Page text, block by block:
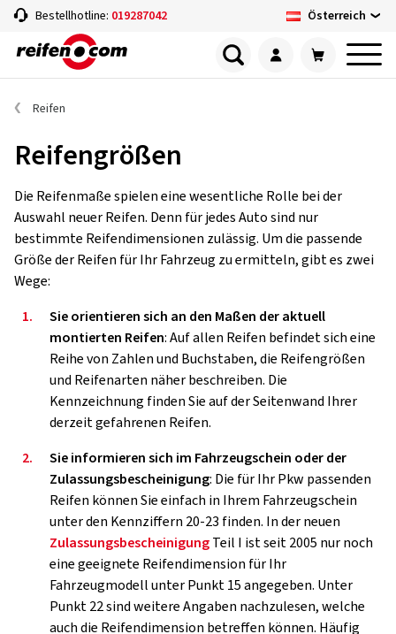
Bestellhotline: 019287042 Österreich
Reifen
Reifengrößen
Die Reifenmaße spielen eine wesentliche Rolle bei der
Auswahl neuer Reifen. Denn für jedes Auto sind nur
bestimmte Reifendimensionen zulässig. Um die passende
Größe der Reifen für Ihr Fahrzeug zu ermitteln, gibt es zwei
Wege:
1.
Sie orientieren sich an den Maßen der aktuell
montierten Reifen: Auf allen Reifen befindet sich eine
Reihe von Zahlen und Buchstaben, die Reifengrößen
und Reifenarten näher beschreiben. Die
Kennzeichnung finden Sie auf der Seitenwand Ihrer
derzeit gefahrenen Reifen.
2.
Sie informieren sich im Fahrzeugschein oder der
Zulassungsbescheinigung: Die für Ihr Pkw passenden
Reifen können Sie einfach in Ihrem Fahrzeugschein
unter den Kennziffern 20-23 finden. In der neuen
ZulassungsbescheinigungTeil I ist seit 2005 nur noch
eine geeignete Reifendimension für Ihr
Fahrzeugmodell unter Punkt 15 angegeben. Unter
Punkt 22 sind weitere Angaben nachzulesen, welche
auch die Reifendimension betreffen können. Häufig